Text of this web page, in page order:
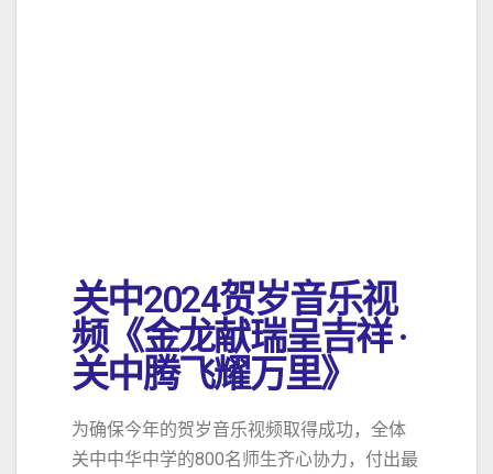
关中2024贺岁音乐视
频《金龙献瑞呈吉祥 ·
关中腾飞耀万里》
为确保今年的贺岁音乐视频取得成功，全体
关中中华中学的800名师生齐心协力，付出最